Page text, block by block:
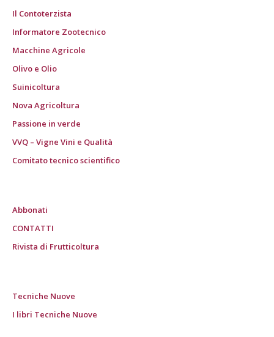
Il Contoterzista
Informatore Zootecnico
Macchine Agricole
Olivo e Olio
Suinicoltura
Nova Agricoltura
Passione in verde
VVQ – Vigne Vini e Qualità
Comitato tecnico scientifico
Abbonati
CONTATTI
Rivista di Frutticoltura
Tecniche Nuove
I libri Tecniche Nuove